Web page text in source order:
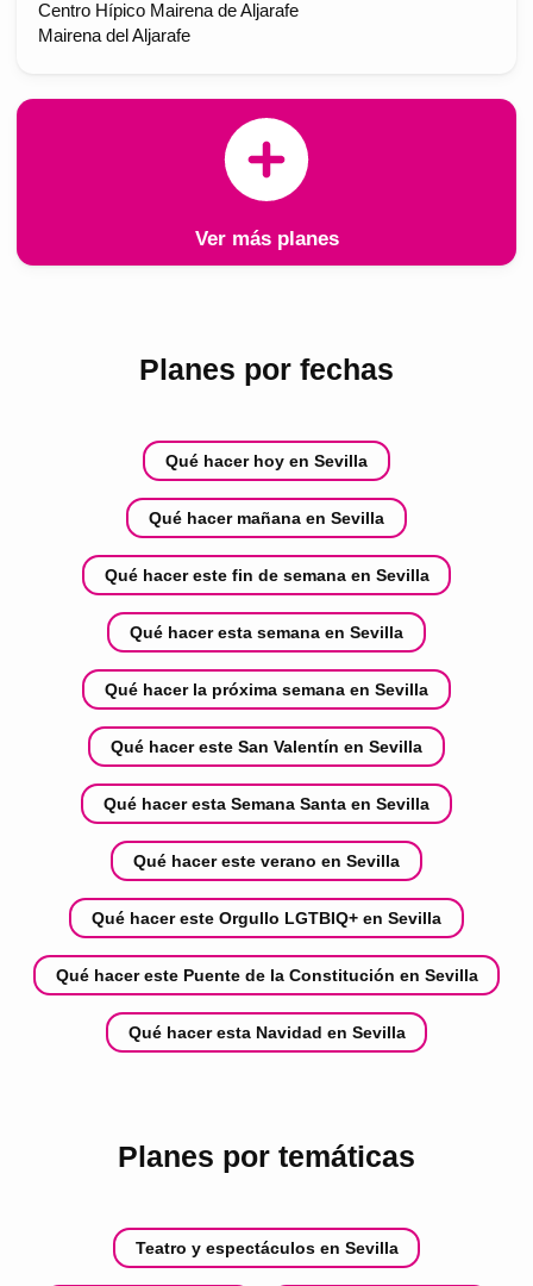
Centro Hípico Mairena de Aljarafe
Mairena del Aljarafe
Ver más planes
Planes por fechas
Qué hacer hoy en Sevilla
Qué hacer mañana en Sevilla
Qué hacer este fin de semana en Sevilla
Qué hacer esta semana en Sevilla
Qué hacer la próxima semana en Sevilla
Qué hacer este San Valentín en Sevilla
Qué hacer esta Semana Santa en Sevilla
Qué hacer este verano en Sevilla
Qué hacer este Orgullo LGTBIQ+ en Sevilla
Qué hacer este Puente de la Constitución en Sevilla
Qué hacer esta Navidad en Sevilla
Planes por temáticas
Teatro y espectáculos en Sevilla